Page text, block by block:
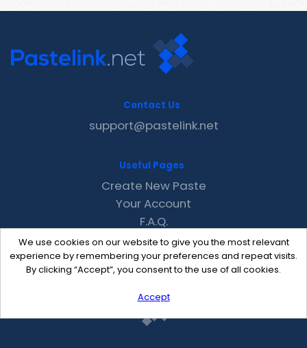
We use cookies on our website to give you the most relevant
experience by remembering your preferences and repeat visits.
By clicking “Accept”, you consent to the use of all cookies.
Accept
Contact Us
support@pastelink.net
Useful Pages
Create New Paste
Your Account
F.A.Q.
Recent
Contact